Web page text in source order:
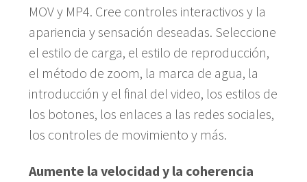
MOV y MP4. Cree controles interactivos y la
apariencia y sensación deseadas. Seleccione
el estilo de carga, el estilo de reproducción,
el método de zoom, la marca de agua, la
introducción y el final del video, los estilos de
los botones, los enlaces a las redes sociales,
los controles de movimiento y más.
Aumente la velocidad y la coherencia